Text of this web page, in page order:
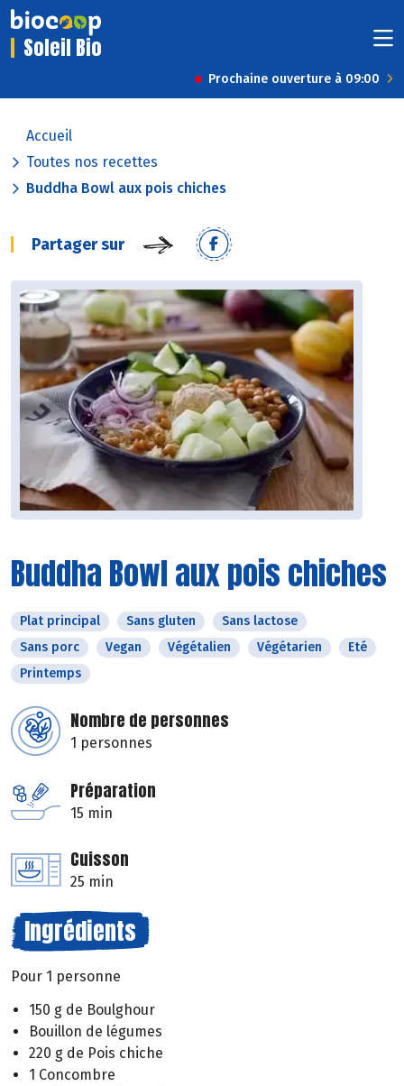
Soleil Bio
Prochaine ouverture à 09:00
Accueil
Toutes nos recettes
Buddha Bowl aux pois chiches
Partager sur
Buddha Bowl aux pois chiches
Plat principal Sans gluten
Sans lactose
Sans porc
Vegan Végétalien Végétarien
Eté
Printemps
Nombre de personnes
1 personnes
Préparation
15 min
Cuisson
25 min
Ingrédients
Pour 1 personne
150 g de Boulghour
Bouillon de légumes
220 g de Pois chiche
1 Concombre